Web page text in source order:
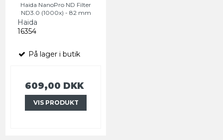
Haida NanoPro ND Filter
ND3.0 (1000x) - 82 mm
Haida
16354
På lager i butik
609,00 DKK
VIS PRODUKT